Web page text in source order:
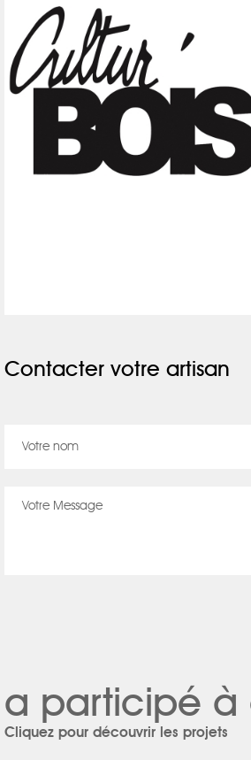
Contacter votre artisan
a participé à
Cliquez pour découvrir les projets